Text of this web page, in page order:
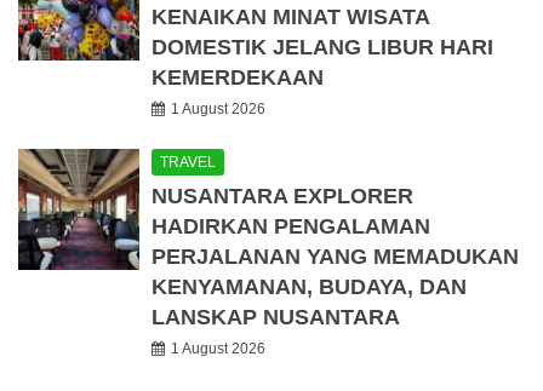
KENAIKAN MINAT WISATA
DOMESTIK JELANG LIBUR HARI
KEMERDEKAAN
1 August 2026
TRAVEL
NUSANTARA EXPLORER
HADIRKAN PENGALAMAN
PERJALANAN YANG MEMADUKAN
KENYAMANAN, BUDAYA, DAN
LANSKAP NUSANTARA
1 August 2026